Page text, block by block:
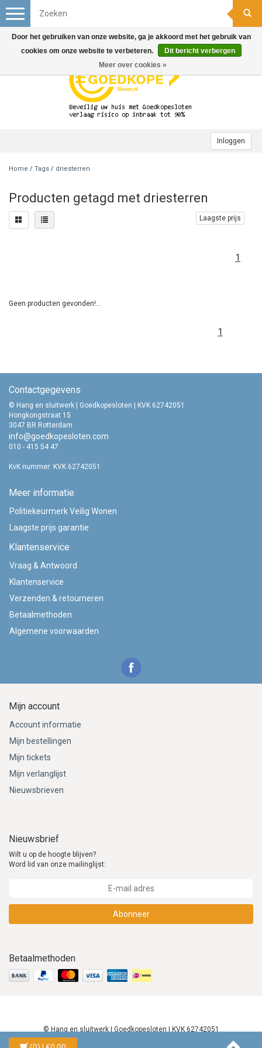
Inloggen
Toggle
navigation
Home / Tags / driesterren
Producten getagd met driesterren
Laagste prijs
1
Geen producten gevonden!...
1
Contactgegevens
© Hang en sluitwerk | Goedkopesloten | KVK 62742051
Hongkongstraat 15
3047 BR Rotterdam
info@goedkopesloten.com
010 - 415 54 47
KvK nummer: KVK 62742051
Meer informatie
Politiekeurmerk Veilig Wonen
Laagste prijs garantie
Klantenservice
Vraag & Antwoord
Klantenservice
Verzenden & retourneren
Betaalmethoden
Algemene voorwaarden
Mijn account
Account informatie
Mijn bestellingen
Mijn tickets
Mijn verlanglijst
Nieuwsbrieven
Nieuwsbrief
Wilt u op de hoogte blijven?
Word lid van onze mailinglijst:
Abonneer
Betaalmethoden
© Hang en sluitwerk | Goedkopesloten | KVK 62742051
Door het gebruiken van onze website, ga je akkoord met het gebruik van
cookies om onze website te verbeteren.
Dit bericht verbergen
Meer over cookies »